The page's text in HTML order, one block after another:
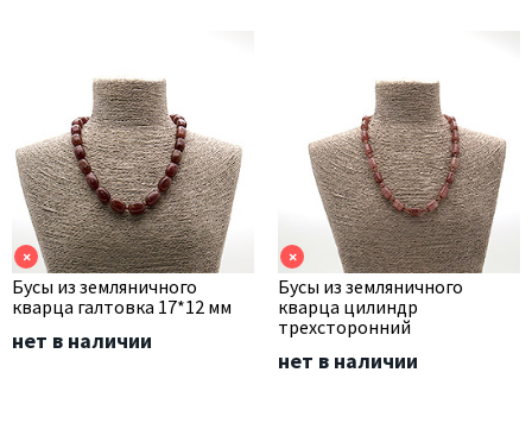
×
Бусы из земляничного
кварца галтовка 17*12 мм
нет в наличии
×
Бусы из земляничного
кварца цилиндр
трехсторонний
нет в наличии